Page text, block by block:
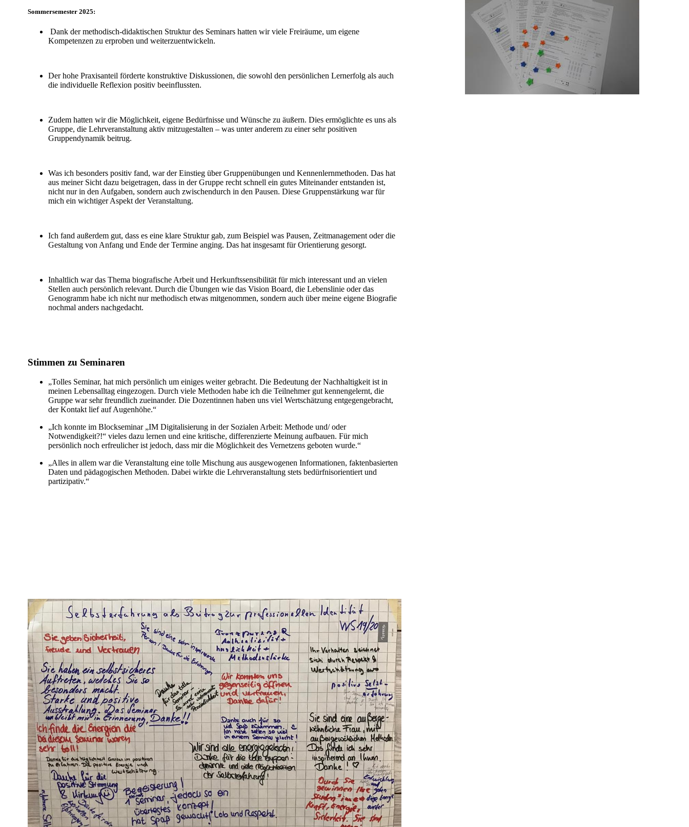
​​​Sommersemester 2025:
Dank der methodisch-didaktischen Struktur des Seminars hatten wir viele Freiräume, um eigene
Kompetenzen zu erproben und weiterzuentwickeln.
Der hohe Praxisanteil förderte konstruktive Diskussionen, die sowohl den persönlichen Lernerfolg als auch
die individuelle Reflexion positiv beeinflussten.
Zudem hatten wir die Möglichkeit, eigene Bedürfnisse und Wünsche zu äußern. Dies ermöglichte es uns als
Gruppe, die Lehrveranstaltung aktiv mitzugestalten – was unter anderem zu einer sehr positiven
Gruppendynamik beitrug.
Was ich besonders positiv fand, war der Einstieg über Gruppenübungen und Kennenlernmethoden. Das hat
aus meiner Sicht dazu beigetragen, dass in der Gruppe recht schnell ein gutes Miteinander entstanden ist,
nicht nur in den Aufgaben, sondern auch zwischendurch in den Pausen. Diese Gruppenstärkung war für
mich ein wichtiger Aspekt der Veranstaltung.
Ich fand außerdem gut, dass es eine klare Struktur gab, zum Beispiel was Pausen, Zeitmanagement oder die
Gestaltung von Anfang und Ende der Termine anging. Das hat insgesamt für Orientierung gesorgt.
Inhaltlich war das Thema biografische Arbeit und Herkunftssensibilität für mich interessant und an vielen
Stellen auch persönlich relevant. Durch die Übungen wie das Vision Board, die Lebenslinie oder das
Genogramm habe ich nicht nur methodisch etwas mitgenommen, sondern auch über meine eigene Biografie
nochmal anders nachgedacht.
Stimmen zu Seminaren
„Tolles Seminar, hat mich persönlich um einiges weiter gebracht. Die Bedeutung der Nachhaltigkeit ist in
meinen Lebensalltag eingezogen. Durch viele Methoden habe ich die Teilnehmer gut kennengelernt, die
Gruppe war sehr freundlich zueinander. Die Dozentinnen haben uns viel Wertschätzung entgegengebracht,
der Kontakt lief auf Augenhöhe.“
„Ich konnte im Blockseminar „IM Digitalisierung in der Sozialen Arbeit: Methode und/ oder
Notwendigkeit?!“ vieles dazu lernen und eine kritische, differenzierte Meinung aufbauen. Für mich
persönlich noch erfreulicher ist jedoch, dass mir die Möglichkeit des Vernetzens geboten wurde.“
„Alles in allem war die Veranstaltung eine tolle Mischung aus ausgewogenen Informationen, faktenbasierten
Daten und pädagogischen Methoden. Dabei wirkte die Lehrveranstaltung stets bedürfnisorientiert und
partizipativ.“